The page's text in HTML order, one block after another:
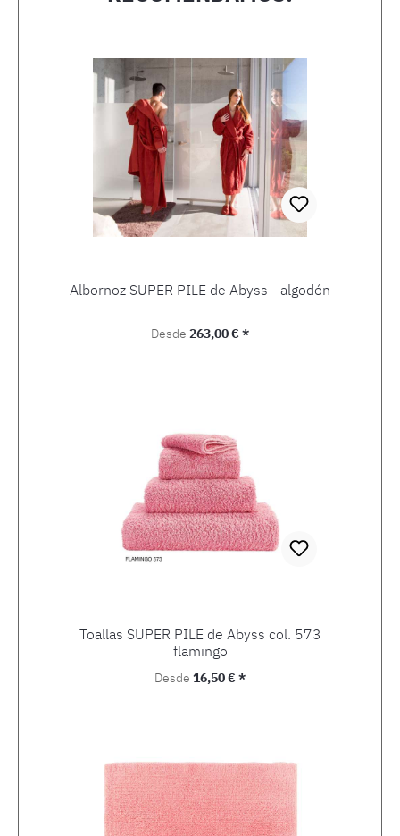
Albornoz SUPER PILE de Abyss - algodón
Precio normal:
Desde 263,00 € *
Toallas SUPER PILE de Abyss col. 573
flamingo
Precio normal:
Desde 16,50 € *